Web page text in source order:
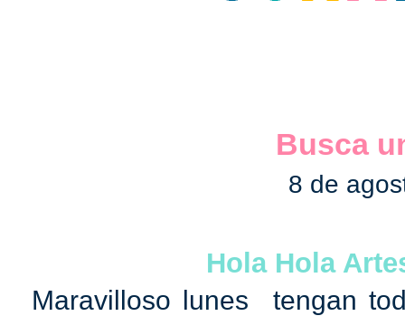
Busca
8 de
Hola Hola
Maravilloso lunes tengan